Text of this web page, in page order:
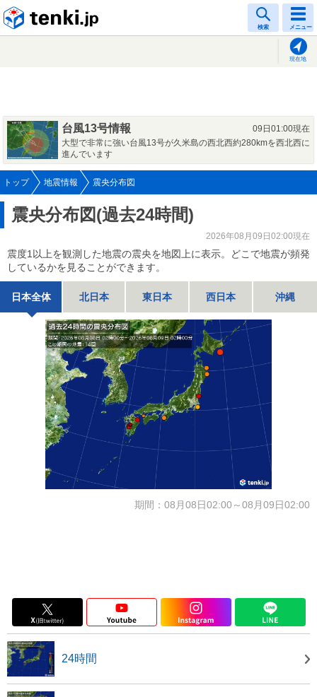
検索 メニュー
現在地
台風13号情報
09日01:00現在
大型で非常に強い台風13号が久米島の西北西約280kmを西北西に
進んでいます
トップ 地震情報 震央分布図
震央分布図(過去24時間)
2026年08月09日02:00現在
震度1以上を観測した地震の震央を地図上に表示。どこで地震が頻発
しているかを見ることができます。
日本全体 北日本 東日本 西日本 沖縄
期間：08月08日02:00～08月09日02:00
24時間